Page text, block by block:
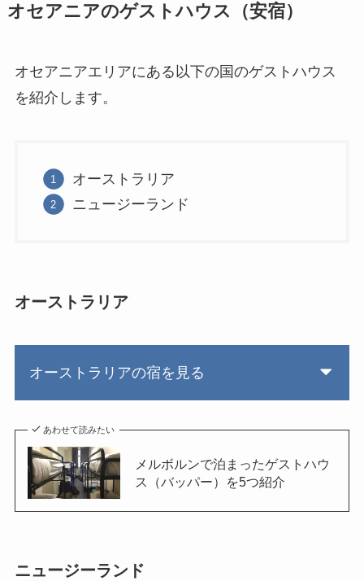
オセアニアのゲストハウス（安宿）
オセアニアエリアにある以下の国のゲストハウス
を紹介します。
オーストラリア
ニュージーランド
オーストラリア
オーストラリアの宿を見る
あわせて読みたい
メルボルンで泊まったゲストハウ
ス（バッパー）を5つ紹介
ニュージーランド